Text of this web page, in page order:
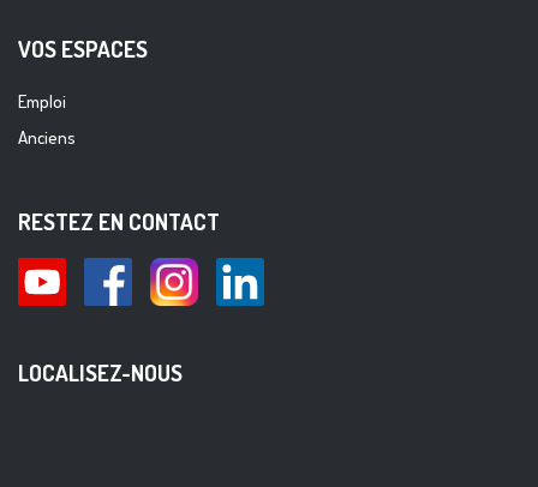
VOS ESPACES
Emploi
Anciens
RESTEZ EN CONTACT
LOCALISEZ-NOUS